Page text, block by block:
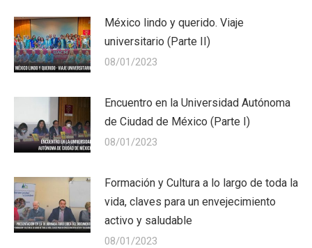
México lindo y querido. Viaje
universitario (Parte II)
08/01/2023
Encuentro en la Universidad Autónoma
de Ciudad de México (Parte I)
08/01/2023
Formación y Cultura a lo largo de toda la
vida, claves para un envejecimiento
activo y saludable
08/01/2023